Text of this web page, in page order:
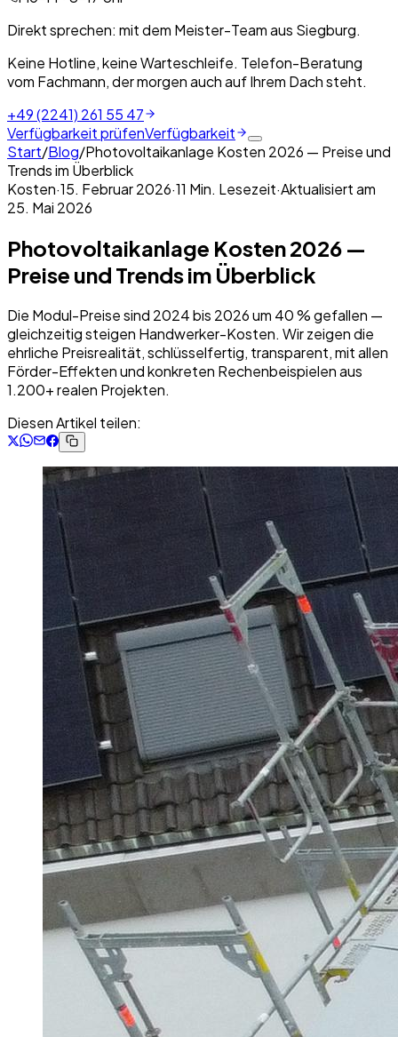
Direkt sprechen: mit dem Meister-Team aus Siegburg.
Keine Hotline, keine Warteschleife. Telefon-Beratung
vom Fachmann, der morgen auch auf Ihrem Dach steht.
+49 (2241) 261 55 47
Verfügbarkeit prüfenVerfügbarkeit
Start/Blog/Photovoltaikanlage Kosten 2026 — Preise und
Trends im Überblick
Kosten·15. Februar 2026·11 Min. Lesezeit·Aktualisiert am
25. Mai 2026
Photovoltaikanlage Kosten 2026 —
Preise und Trends im Überblick
Die Modul-Preise sind 2024 bis 2026 um 40 % gefallen —
gleichzeitig steigen Handwerker-Kosten. Wir zeigen die
ehrliche Preisrealität, schlüsselfertig, transparent, mit allen
Förder-Effekten und konkreten Rechenbeispielen aus
1.200+ realen Projekten.
Diesen Artikel teilen: